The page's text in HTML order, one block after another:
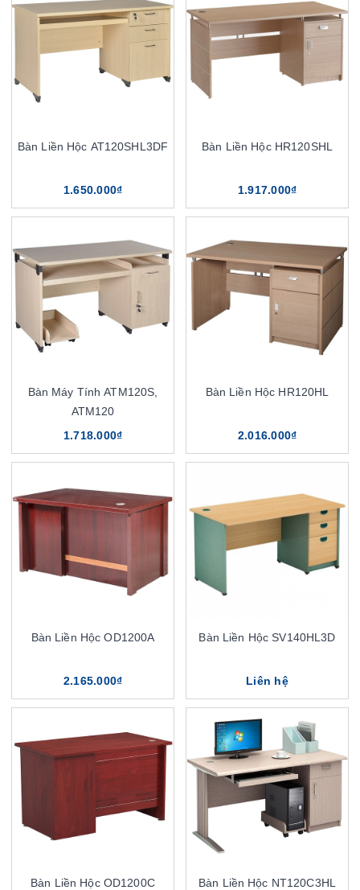
Bàn Liền Hộc AT120SHL3DF
1.650.000₫
Bàn Liền Hộc HR120SHL
1.917.000₫
Bàn Máy Tính ATM120S,
ATM120
1.718.000₫
Bàn Liền Hộc HR120HL
2.016.000₫
Bàn Liền Hộc OD1200A
2.165.000₫
Bàn Liền Hộc SV140HL3D
Liên hệ
Bàn Liền Hộc OD1200C Bàn Liền Hộc NT120C3HL